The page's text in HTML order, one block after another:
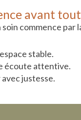
avant tout
soin commence par
stable.
écoute attentive.
justesse.